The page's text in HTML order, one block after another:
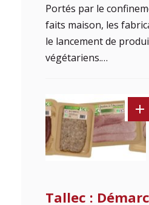
Portés par le
faits maison, les
le lancement de
végétariens.…
Tallec :